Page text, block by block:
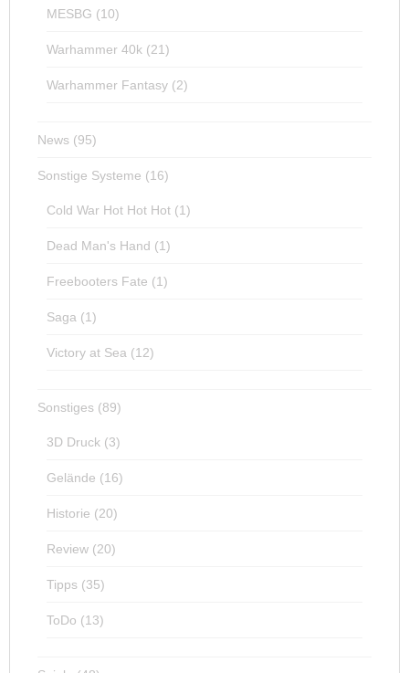
MESBG (10)
Warhammer 40k (21)
Warhammer Fantasy (2)
News (95)
Sonstige Systeme (16)
Cold War Hot Hot Hot (1)
Dead Man's Hand (1)
Freebooters Fate (1)
Saga (1)
Victory at Sea (12)
Sonstiges (89)
3D Druck (3)
Gelände (16)
Historie (20)
Review (20)
Tipps (35)
ToDo (13)